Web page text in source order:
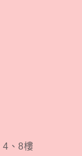
4、8樓